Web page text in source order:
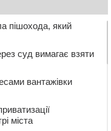
пішохода, який
суд вимагає взяти
вантажівки
міста